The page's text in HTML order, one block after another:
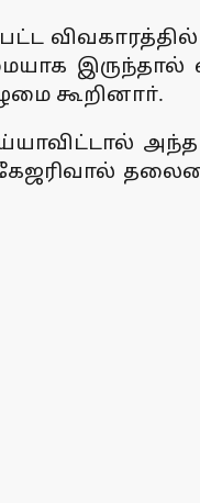
கூறினாா்.
கேஜரிவால்